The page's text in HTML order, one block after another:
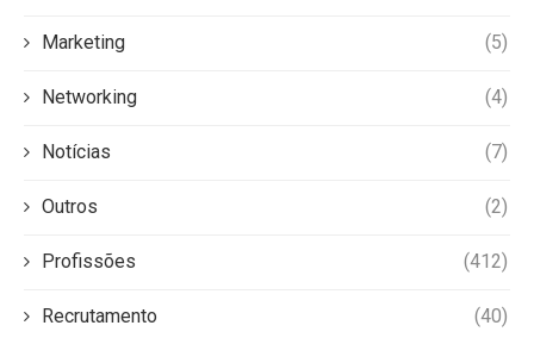
Marketing (5)
Networking (4)
Notícias (7)
Outros (2)
Profissões (412)
Recrutamento (40)